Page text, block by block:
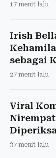
17 menit lalu
Irish
sebagai
27 menit lalu
Viral
37 menit lalu